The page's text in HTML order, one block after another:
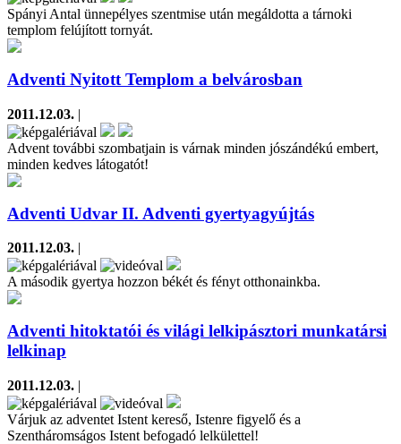
Spányi Antal ünnepélyes szentmise után megáldotta a tárnoki
templom felújított tornyát.
Adventi Nyitott Templom a belvárosban
2011.12.03. |
Advent további szombatjain is várnak minden jószándékú embert,
minden kedves látogatót!
Adventi Udvar II. Adventi gyertyagyújtás
2011.12.03. |
A második gyertya hozzon békét és fényt otthonainkba.
Adventi hitoktatói és világi lelkipásztori munkatársi
lelkinap
2011.12.03. |
Várjuk az adventet Istent kereső, Istenre figyelő és a
Szentháromságos Istent befogadó lelkülettel!